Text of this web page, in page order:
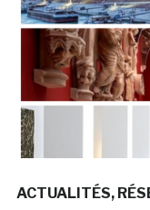
ACTUALITÉS